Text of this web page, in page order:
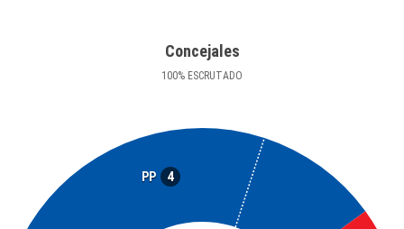
Concejales
100% ESCRUTADO
PP 4